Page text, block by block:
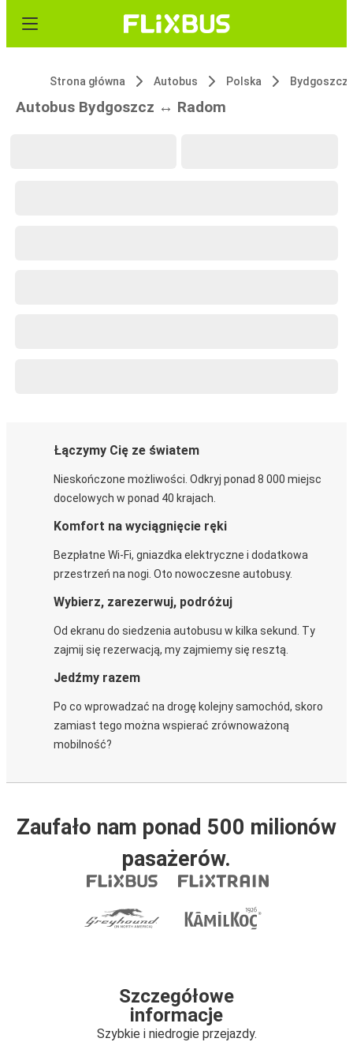
Strona główna Autobus Polska Bydgoszcz
Autobus Bydgoszcz ↔ Radom
Łączymy Cię ze światem
Nieskończone możliwości. Odkryj ponad 8 000 miejsc
docelowych w ponad 40 krajach.
Komfort na wyciągnięcie ręki
Bezpłatne Wi-Fi, gniazdka elektryczne i dodatkowa
przestrzeń na nogi. Oto nowoczesne autobusy.
Wybierz, zarezerwuj, podróżuj
Od ekranu do siedzenia autobusu w kilka sekund. Ty
zajmij się rezerwacją, my zajmiemy się resztą.
Jedźmy razem
Po co wprowadzać na drogę kolejny samochód, skoro
zamiast tego można wspierać zrównoważoną
mobilność?
Zaufało nam ponad 500 milionów
pasażerów.
Szczegółowe
informacje
Szybkie i niedrogie przejazdy.